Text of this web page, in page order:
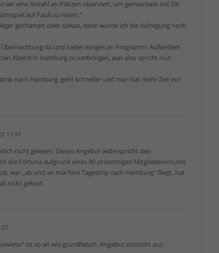
wir eine Anzahl an Plätzen reserviert, um gemeinsam mit Dir
auf Pauli zu reisen.“
gechartert oder sowas, dann würde ich die Aufregung noch
da und bietet einiges an Programm. Außerdem
Abend in Hamburg zu verbringen, was also spricht nun
nach Hamburg, geht schneller und man hat mehr Zeit vor
11:37
nicht gelesen. Dieses Angebot widerspricht den
die Fortuna aufgrund eines 90-prozentigen Mitgliedervotums
wer „ab und an mal fürn Tagestrip nach Hamburg“ fliegt, hat
nicht gehört.
ist so alt wie grundfalsch. Angebot entsteht aus